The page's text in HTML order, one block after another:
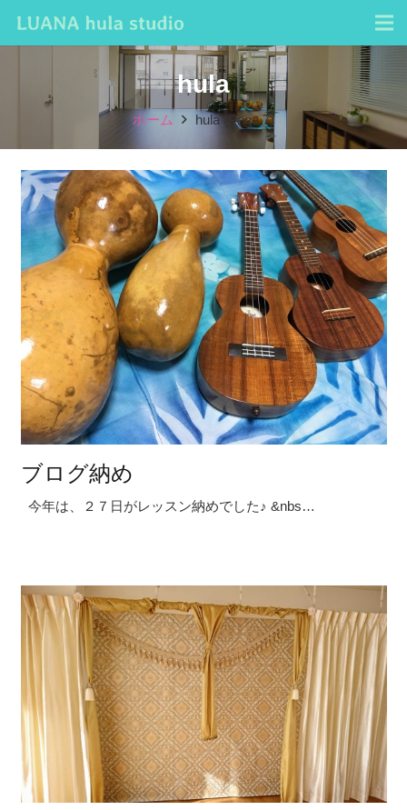
hula
ホーム hula(Page 7)
ブログ納め
今年は、２７日がレッスン納めでした♪ &nbs…